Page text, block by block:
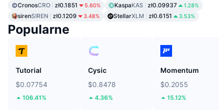
CronosCRO zł0.1851 5.60% KaspaKAS zł0.09937 1.28%
sirenSIREN zł0.1209 3.48% StellarXLM zł0.6151 3.53%
Popularne
Tutorial
$0.07754
106.41%
Cysic
$0.8478
4.36%
Momentum
$0.2055
15.12%